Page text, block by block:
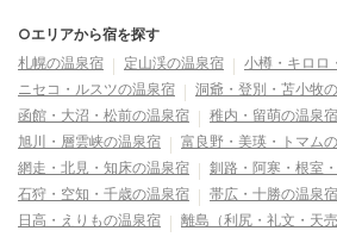
○エリアから宿を探す
札幌の温泉宿
定山渓の温泉宿
小樽・キロロ
ニセコ・ルスツの温泉宿
洞爺・登別・苫小牧
函館・大沼・松前の温泉宿
稚内・留萌の温泉宿
旭川・層雲峡の温泉宿
富良野・美瑛・トマム
網走・北見・知床の温泉宿
釧路・阿寒・根室
石狩・空知・千歳の温泉宿
帯広・十勝の温泉宿
日高・えりもの温泉宿
離島（利尻・礼文・天